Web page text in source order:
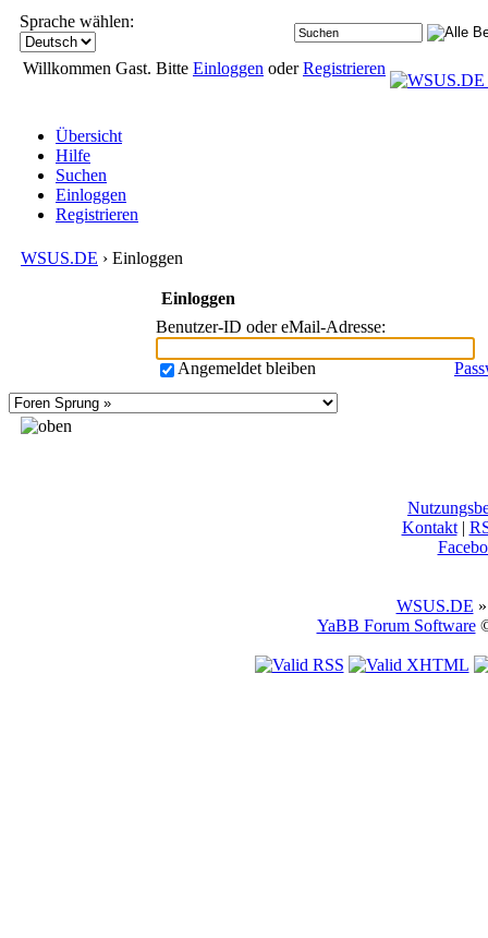
Sprache wählen:
Willkommen Gast. Bitte Einloggen oderRegistrieren
Übersicht
Hilfe
Suchen
Einloggen
Registrieren
WSUS.DE › Einloggen
Einloggen
Benutzer-ID oder eMail-Adresse:
Angemeldet bleiben
Kontakt|
WSUS.DE
YaBB Forum Software©